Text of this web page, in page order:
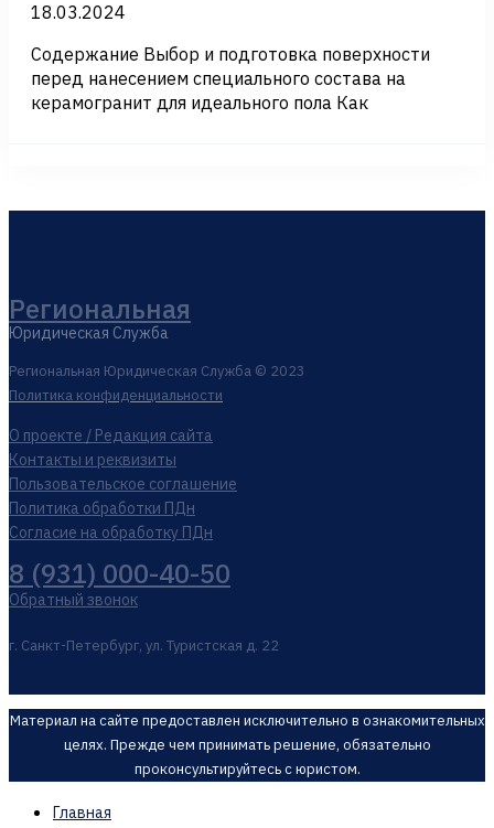
18.03.2024
Содержание Выбор и подготовка поверхности
перед нанесением специального состава на
керамогранит для идеального пола Как
Региональная
Юридическая Служба
Региональная Юридическая Служба © 2023
Политика конфиденциальности
О проекте / Редакция сайта
Контакты и реквизиты
Пользовательское соглашение
Политика обработки ПДн
Согласие на обработку ПДн
8 (931) 000-40-50
Обратный звонок
г. Санкт-Петербург, ул. Туристская д. 22
Материал на сайте предоставлен исключительно в ознакомительных
целях. Прежде чем принимать решение, обязательно
проконсультируйтесь с юристом.
Главная